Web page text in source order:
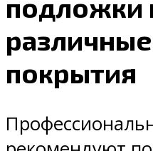
подложки
покрытия